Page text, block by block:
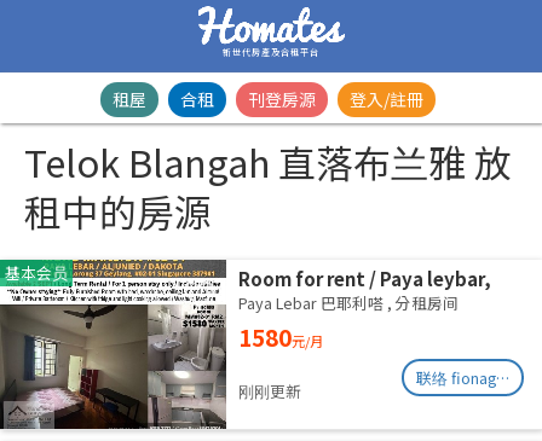
新世代房產及合租平台
租屋 合租 刊登房源 登入/註冊
Telok Blangah 直落布兰雅 放
租中的房源
基本会员
Room for rent / Paya leybar,
Dakota / Master room / 1pax
stay / Available 2 Sept
Paya Lebar 巴耶利嗒 , 分租房间
1580元/月
刚刚更新
联络 fionag@transinex.com.sg